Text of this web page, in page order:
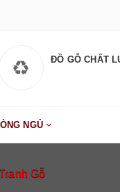
ĐỒ GỖ CHẤT
NGỦ
Gỗ